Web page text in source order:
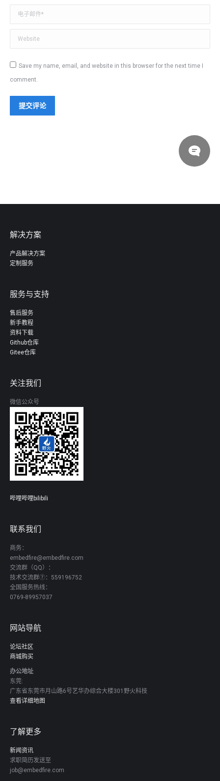
电子邮件 *
Website
Save my name, email, and website in this browser for the next time I
comment.
提交评论
解决方案
产品解决方案
定制服务
服务与支持
售后服务
新手教程
资料下载
Github仓库
Gitee仓库
关注我们
微信公众号
哔哩哔哩bilibili
联系我们
商务：
embedfire@embedfire.com
交流群（QQ）：
技术交流群⑦：559196752
全国服务热线：
0769-89957037
网站导航
论坛社区
商城购买
办公地址
东莞:
广东省东莞市月山路6号艺华办综合大楼301野火科技
查看详细地图
了解更多
新闻资讯
求职简历发送至
job@embedfire.com